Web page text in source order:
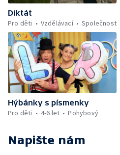
Diktát
Pro děti
Vzdělávací Společnost
Hýbánky s písmenky
Pro děti
4-6 let Pohybový
Napište nám